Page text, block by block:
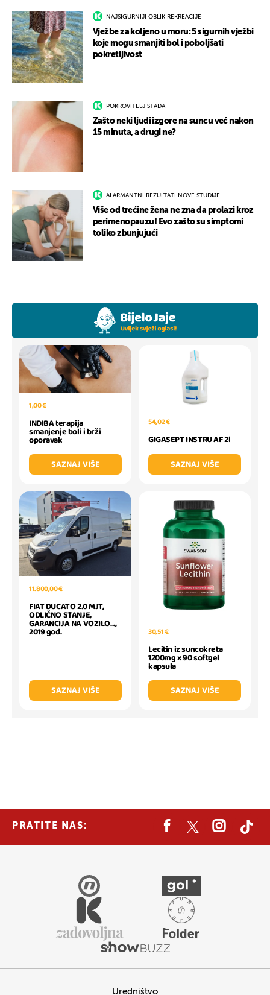
NAJSIGURNIJI OBLIK REKREACIJE
Vježbe za koljeno u moru: 5 sigurnih vježbi
koje mogu smanjiti bol i poboljšati
pokretljivost
POKROVITELJ STADA
Zašto neki ljudi izgore na suncu već nakon
15 minuta, a drugi ne?
ALARMANTNI REZULTATI NOVE STUDIJE
Više od trećine žena ne zna da prolazi kroz
perimenopauzu! Evo zašto su simptomi
toliko zbunjujući
1,00 €
INDIBA terapija
smanjenje boli i brži
oporavak
SAZNAJ VIŠE
54,02 €
GIGASEPT INSTRU AF 2l
SAZNAJ VIŠE
11.800,00 €
FIAT DUCATO 2.0 MJT,
ODLIČNO STANJE,
GARANCIJA NA VOZILO...,
2019 god.
SAZNAJ VIŠE
30,51 €
Lecitin iz suncokreta
1200mg x 90 softgel
kapsula
SAZNAJ VIŠE
PRATITE NAS:
Uredništvo